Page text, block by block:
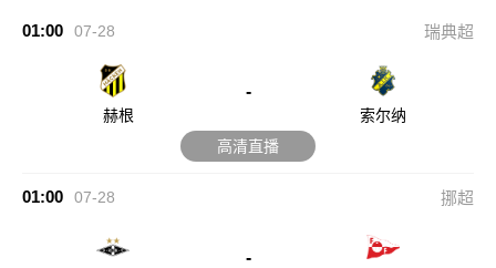
01:00 07-28 瑞典超
赫根
-
索尔纳
高清直播
01:00 07-28 挪超
-